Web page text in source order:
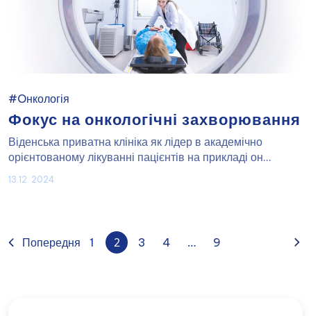
#Oнкологія
Фокус на онкологічні захворювання
Віденська приватна клініка як лідер в академічно
орієнтованому лікуванні пацієнтів на прикладі он...
13.12. 2024
Попередня 1 2 3 4 … 9